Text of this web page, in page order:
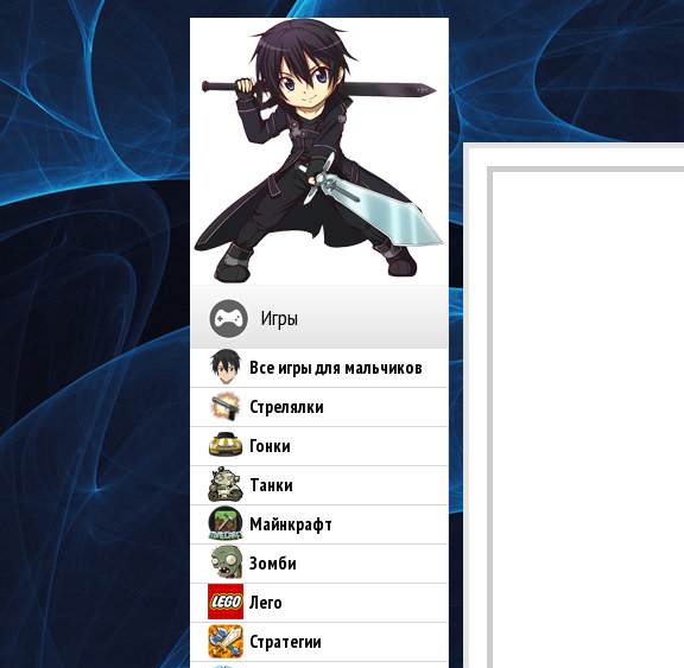
Игры
Все игры для мальчиков
Стрелялки
Гонки
Танки
Майнкрафт
Зомби
Лего
Стратегии